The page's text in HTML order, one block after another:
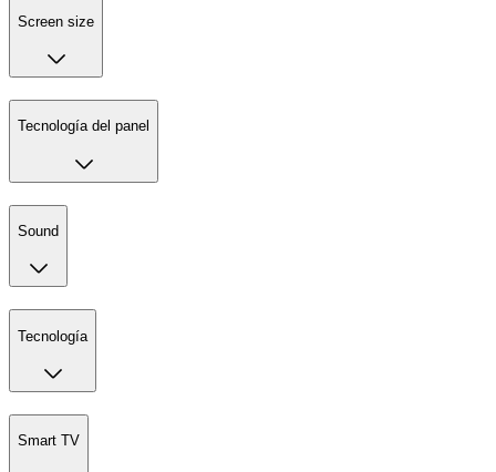
Screen size
Tecnología del panel
Sound
Tecnología
Smart TV